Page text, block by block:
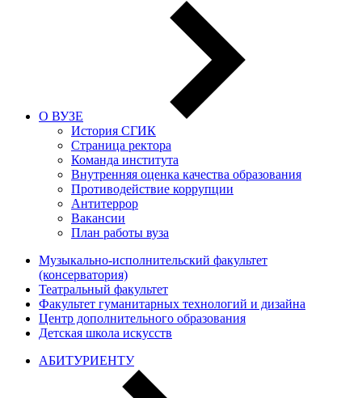
О ВУЗЕ
История СГИК
Страница ректора
Команда института
Внутренняя оценка качества образования
Противодействие коррупции
Антитеррор
Вакансии
План работы вуза
Музыкально-исполнительский факультет
(консерватория)
Театральный факультет
Факультет гуманитарных технологий и дизайна
Центр дополнительного образования
Детская школа искусств
АБИТУРИЕНТУ